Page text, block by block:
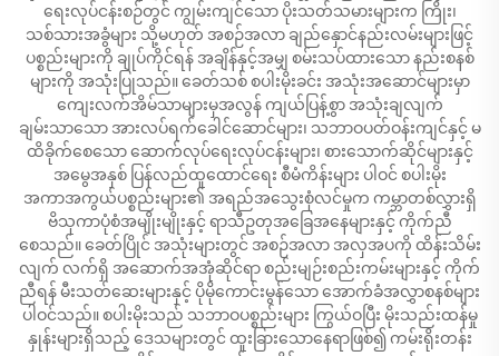
ရေးလုပ်ငန်းစဉ်တွင် ကျွမ်းကျင်သော ပိုးသတ်သမားများက ကြိုး၊
သစ်သားအခွံများ သို့မဟုတ် အစဉ်အလာ ချည်နှောင်နည်းလမ်းများဖြင့်
ပစ္စည်းများကို ချုပ်ကိုင်ရန် အချိန်နှင့်အမျှ စမ်းသပ်ထားသော နည်းစနစ်
များကို အသုံးပြုသည်။ ခေတ်သစ် စပါးမိုးခင်း အသုံးအဆောင်များမှာ
ကျေးလက်အိမ်သာများမှအလွန် ကျယ်ပြန့်စွာ အသုံးချလျက်
ချမ်းသာသော အားလပ်ရက်ခေါင်ဆောင်များ၊ သဘာဝပတ်ဝန်းကျင်နှင့် မ
ထိခိုက်စေသော ဆောက်လုပ်ရေးလုပ်ငန်းများ၊ စားသောက်ဆိုင်များနှင့်
အမွေအနှစ် ပြန်လည်ထူထောင်ရေး စီမံကိန်းများ ပါဝင် စပါးမိုး
အကာအကွယ်ပစ္စည်းများ၏ အရည်အသွေးစုံလင်မှုက ကမ္ဘာတစ်လွှားရှိ
ဗိသုကာပုံစံအမျိုးမျိုးနှင့် ရာသီဥတုအခြေအနေများနှင့် ကိုက်ညီ
စေသည်။ ခေတ်ပြိုင် အသုံးများတွင် အစဉ်အလာ အလှအပကို ထိန်းသိမ်း
လျက် လက်ရှိ အဆောက်အအုံဆိုင်ရာ စည်းမျဉ်းစည်းကမ်းများနှင့် ကိုက်
ညီရန် မီးသတ်ဆေးများနှင့် ပိုမိုကောင်းမွန်သော အောက်ခံအလွှာစနစ်များ
ပါဝင်သည်။ စပါးမိုးသည် သဘာဝပစ္စည်းများ ကြွယ်ဝပြီး မိုးသည်းထန်မှု
နှုန်းများရှိသည့် ဒေသများတွင် ထူးခြားသောနေရာဖြစ်၍ ကမ်းရိုးတန်း